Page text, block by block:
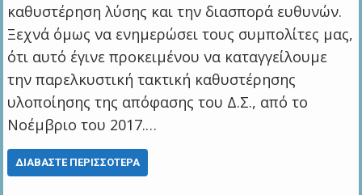
καθυστέρηση λύσης και την διασπορά ευθυνών.
Ξεχνά όμως να ενημερώσει τους συμπολίτες μας,
ότι αυτό έγινε προκειμένου να καταγγείλουμε
την παρελκυστική τακτική καθυστέρησης
υλοποίησης της απόφασης του Δ.Σ., από το
Νοέμβριο του 2017.…
ΔΙΑΒΆΣΤΕ ΠΕΡΙΣΣΌΤΕΡΑ